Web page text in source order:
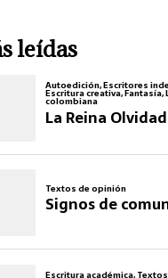
leídas